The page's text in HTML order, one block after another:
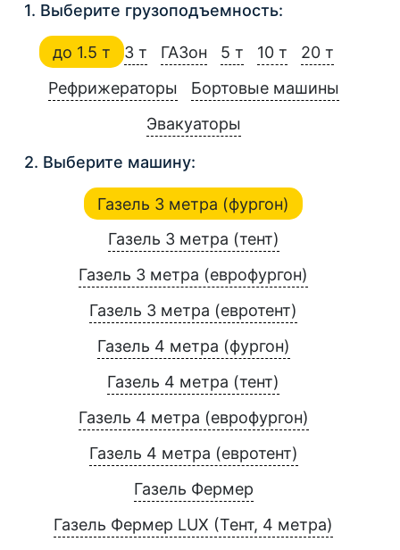
1. Выберите грузоподъемность:
до 1.5 т 3 т ГАЗон 5 т 10 т
20 т
Рефрижераторы
Бортовые машины
Эвакуаторы
2. Выберите машину:
Газель 3 метра (фургон)
Газель 3 метра (тент)
Газель 3 метра (еврофургон)
Газель 3 метра (евротент)
Газель 4 метра (фургон)
Газель 4 метра (тент)
Газель 4 метра (еврофургон)
Газель 4 метра (евротент)
Газель Фермер
Газель Фермер LUX (Тент, 4 метра)